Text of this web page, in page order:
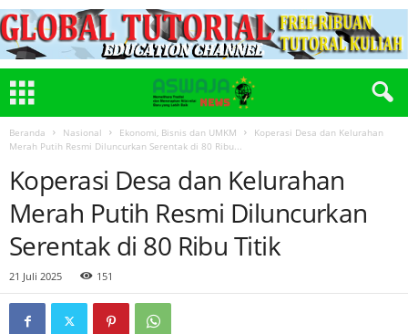
Beranda Nasional Ekonomi, Bisnis dan UMKM
Koperasi Desa dan Kelurahan
Merah Putih Resmi Diluncurkan Serentak di 80 Ribu...
Koperasi Desa dan Kelurahan
Merah Putih Resmi Diluncurkan
Serentak di 80 Ribu Titik
21 Juli 2025 151